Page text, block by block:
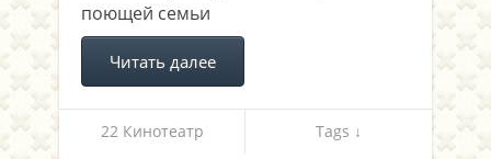
поющей семьи
Читать далее
22 Кинотеатр Tags ↓